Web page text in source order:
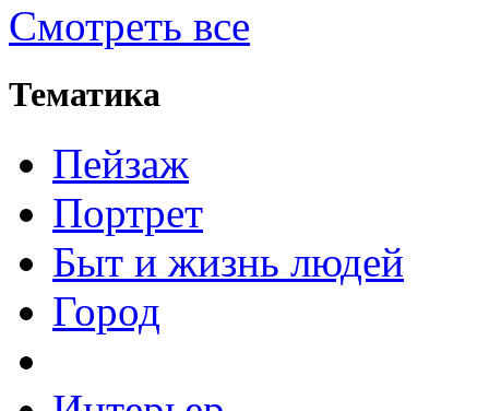
Смотреть все
Тематика
Пейзаж
Портрет
Быт и жизнь людей
Город